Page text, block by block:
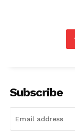
Subscribe